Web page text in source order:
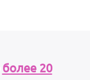
более 20